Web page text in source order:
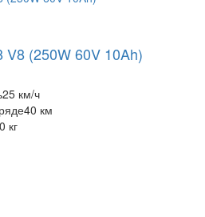
V8 (250W 60V 10Ah)
25 км/ч
40 км
кг